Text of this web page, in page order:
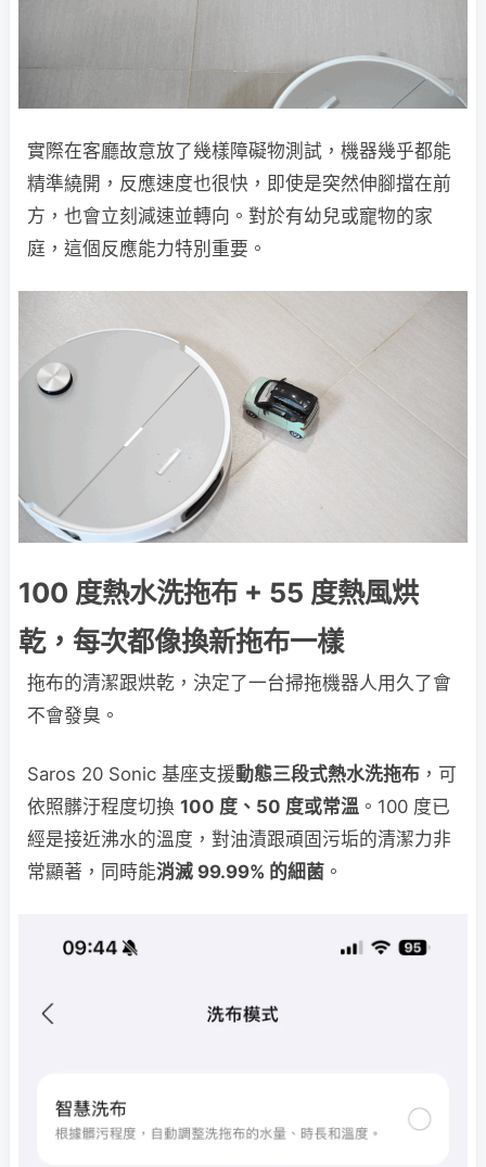
實際在客廳故意放了幾樣障礙物測試，機器幾乎都能
精準繞開，反應速度也很快，即使是突然伸腳擋在前
方，也會立刻減速並轉向。對於有幼兒或寵物的家
庭，這個反應能力特別重要。
100 度熱水洗拖布 + 55 度熱風烘
乾，每次都像換新拖布一樣
拖布的清潔跟烘乾，決定了一台掃拖機器人用久了會
不會發臭。
Saros 20 Sonic 基座支援動態三段式熱水洗拖布 ，可
依照髒汙程度切換 100 度、50 度或常溫 。100 度已
經是接近沸水的溫度，對油漬跟頑固污垢的清潔力非
常顯著，同時能消滅 99.99% 的細菌 。